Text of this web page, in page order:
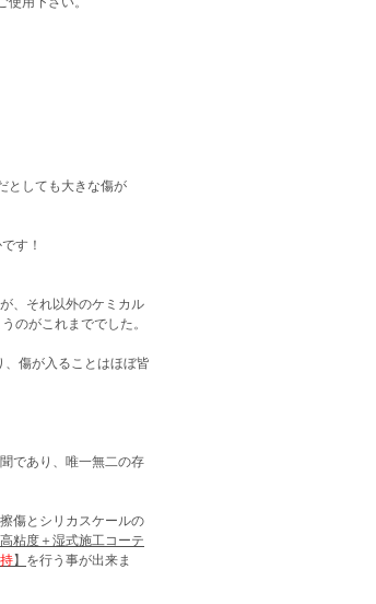
としても大きな傷が
す！
、それ以外のケミカル
のがこれまででした。
傷が入ることはほぼ皆
であり、唯一無二の存
傷とシリカスケールの
粘度＋湿式施工コーテ
】 を行う事が出来ま